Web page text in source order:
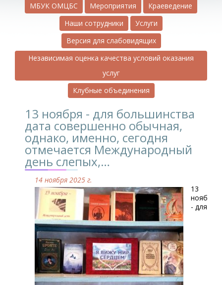
МБУК ОМЦБС Мероприятия
Краеведение
Наши сотрудники
Услуги
Версия для слабовидящих
Независимая оценка качества условий оказания
услуг
Клубные объединения
13 ноября - для большинства
дата совершенно обычная,
однако, именно, сегодня
отмечается Международный
день слепых,…
14 ноября 2025 г.
13
ноября
- для